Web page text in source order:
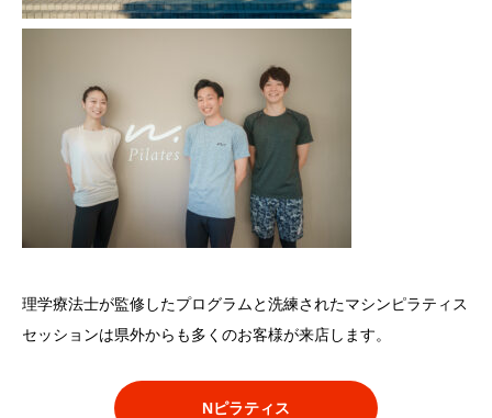
理学療法士が監修したプログラムと洗練されたマシンピラティス
セッションは県外からも多くのお客様が来店します。
Nピラティス